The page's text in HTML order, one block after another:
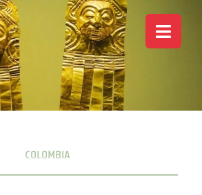
Colombia